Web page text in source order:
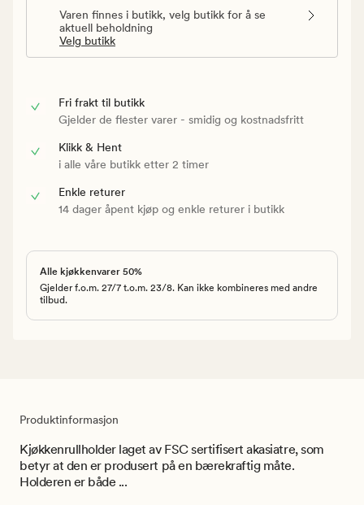
Varen finnes i butikk, velg butikk for å se
aktuell beholdning
Velg butikk
Fri frakt til butikk
Gjelder de flester varer - smidig og kostnadsfritt
Klikk & Hent
i alle våre butikk etter 2 timer
Enkle returer
14 dager åpent kjøp og enkle returer i butikk
Alle kjøkkenvarer 50%
Gjelder f.o.m. 27/7 t.o.m. 23/8. Kan ikke kombineres med andre
tilbud.
Produktinformasjon
Kjøkkenrullholder laget av FSC sertifisert akasiatre, som
betyr at den er produsert på en bærekraftig måte.
Holderen er både ...